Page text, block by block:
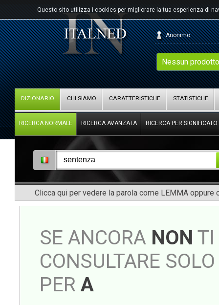
Questo sito utilizza i cookies per migliorare la tua esperienza di
Nessun
Anonimo
DIZIONARIO CHI SIAMO CARATTERISTICHE STATISTICHE
RICERCA NORMALE RICERCA AVANZATA RICERCA PER SIGNIFICATO
Clicca qui per vedere la parola come LEMMA oppure
SE ANCORA NON TI
CONSULTARE
PER A